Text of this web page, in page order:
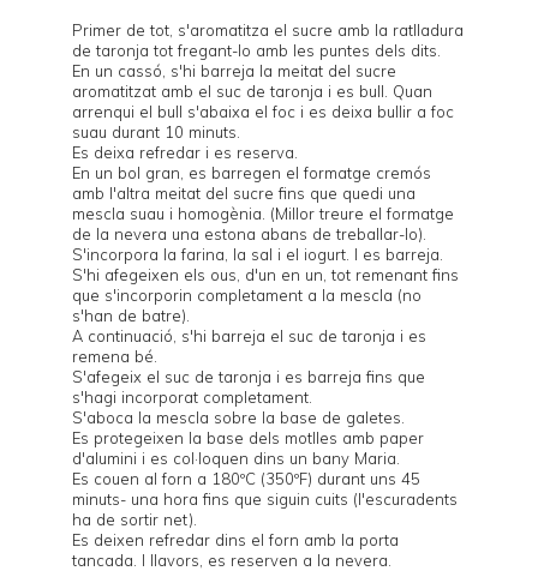
Primer de tot, s'aromatitza el sucre amb la ratlladura
de taronja tot fregant-lo amb les puntes dels dits.
En un cassó, s'hi barreja la meitat del sucre
aromatitzat amb el suc de taronja i es bull. Quan
arrenqui el bull s'abaixa el foc i es deixa bullir a foc
suau durant 10 minuts.
Es deixa refredar i es reserva.
En un bol gran, es barregen el formatge cremós
amb l'altra meitat del sucre fins que quedi una
mescla suau i homogènia. (Millor treure el formatge
de la nevera una estona abans de treballar-lo).
S'incorpora la farina, la sal i el iogurt. I es barreja.
S'hi afegeixen els ous, d'un en un, tot remenant fins
que s'incorporin completament a la mescla (no
s'han de batre).
A continuació, s'hi barreja el suc de taronja i es
remena bé.
S'afegeix el suc de taronja i es barreja fins que
s'hagi incorporat completament.
S'aboca la mescla sobre la base de galetes.
Es protegeixen la base dels motlles amb paper
d'alumini i es col·loquen dins un bany Maria.
Es couen al forn a 180ºC (350ºF) durant uns 45
minuts- una hora fins que siguin cuits (l'escuradents
ha de sortir net).
Es deixen refredar dins el forn amb la porta
tancada. I llavors, es reserven a la nevera.